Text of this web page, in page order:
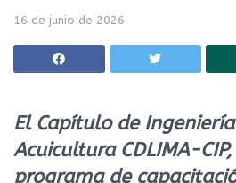
16 de junio de 2026
El Capítulo de
Acuicultura CDLIMA-
programa de